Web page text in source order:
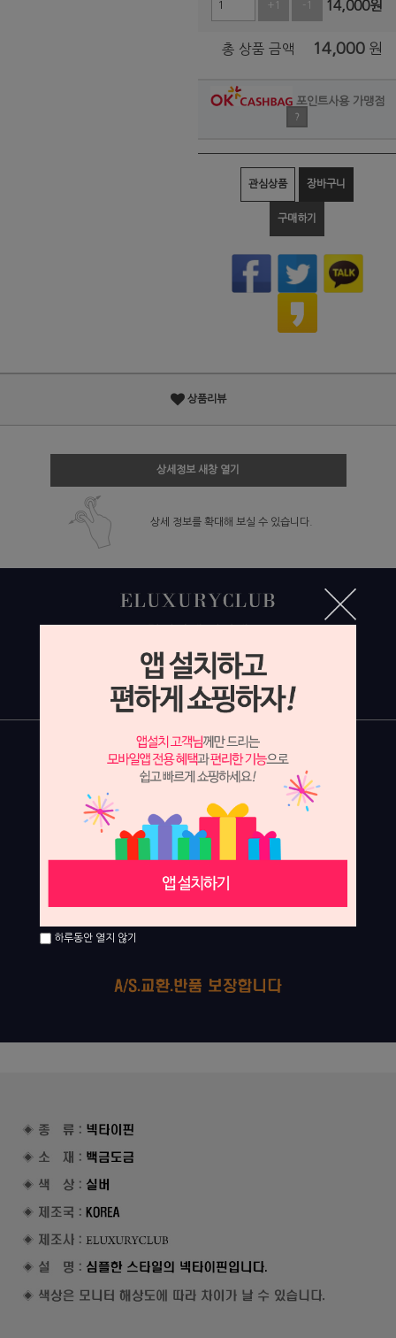
+1 -1 14,000원
총 상품 금액 14,000 원
포인트사용 가맹점
?
관심상품 장바구니
구매하기
상품리뷰
상세정보 새창 열기
상세 정보를 확대해 보실 수 있습니다.
하루동안 열지 않기